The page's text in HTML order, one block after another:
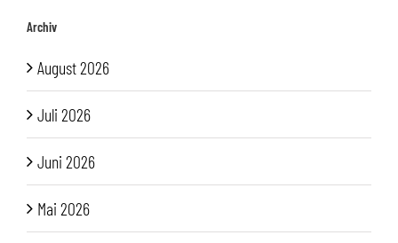
Archiv
August 2026
Juli 2026
Juni 2026
Mai 2026